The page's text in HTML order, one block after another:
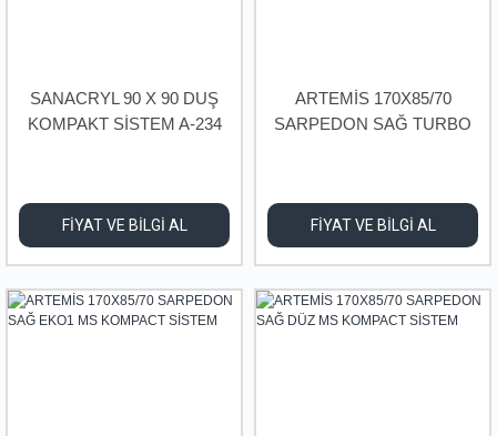
SANACRYL 90 X 90 DUŞ
KOMPAKT SİSTEM A-234
FİYAT VE BİLGİ AL
ARTEMİS 170X85/70
SARPEDON SAĞ TURBO
FİYAT VE BİLGİ AL